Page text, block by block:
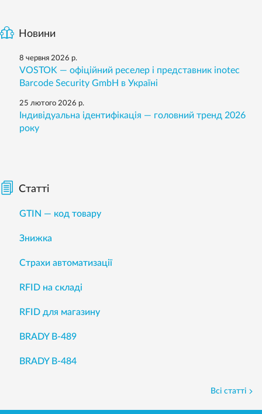
Новини
8 червня 2026 р.
VOSTOK — офіційний реселер і представник inotec
Barcode Security GmbH в Україні
25 лютого 2026 р.
Індивідуальна ідентифікація — головний тренд 2026
року
Статті
GTIN — код товару
Знижка
Страхи автоматизації
RFID на складі
RFID для магазину
BRADY B-489
BRADY B-484
Всі статті